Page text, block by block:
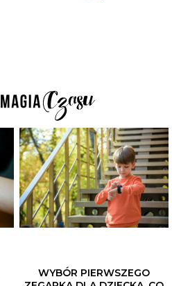
WYBÓR PIERWSZEGO